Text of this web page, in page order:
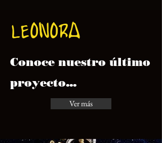
LEONORA
Conoce nuestro último
proyecto...
Ver más